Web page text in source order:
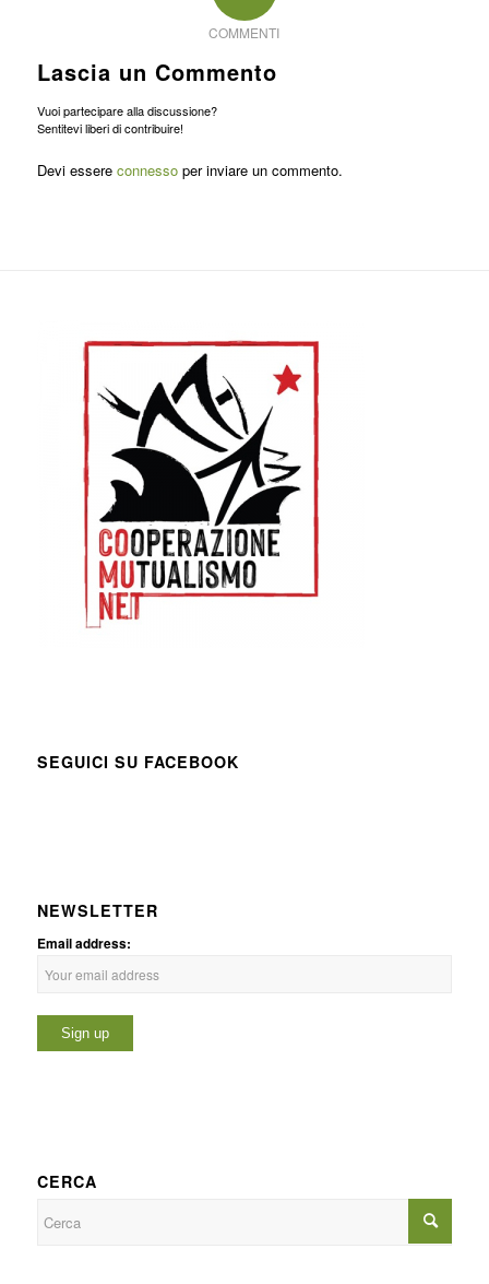
COMMENTI
Lascia un Commento
Vuoi partecipare alla discussione?
Sentitevi liberi di contribuire!
Devi essere connessoper inviare un commento.
SEGUICI SU FACEBOOK
NEWSLETTER
Email address:
CERCA